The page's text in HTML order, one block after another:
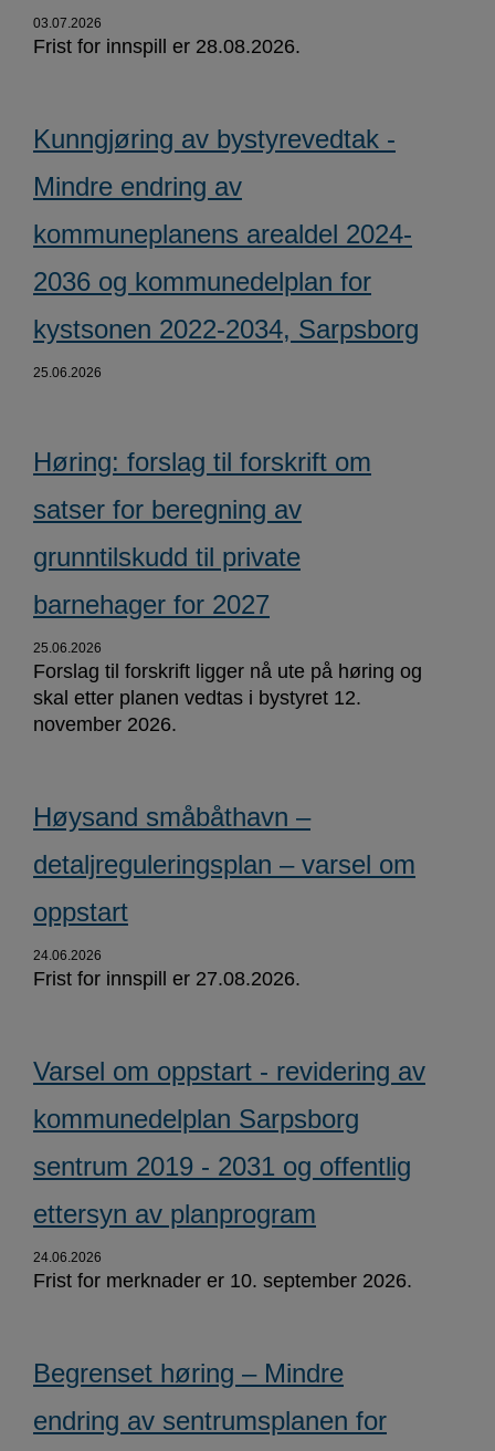
03.07.2026
Frist for innspill er 28.08.2026.
Kunngjøring av bystyrevedtak -
Mindre endring av
kommuneplanens arealdel 2024-
2036 og kommunedelplan for
kystsonen 2022-2034, Sarpsborg
25.06.2026
Høring: forslag til forskrift om
satser for beregning av
grunntilskudd til private
barnehager for 2027
25.06.2026
Forslag til forskrift ligger nå ute på høring og
skal etter planen vedtas i bystyret 12.
november 2026.
Høysand småbåthavn –
detaljreguleringsplan – varsel om
oppstart
24.06.2026
Frist for innspill er 27.08.2026.
Varsel om oppstart - revidering av
kommunedelplan Sarpsborg
sentrum 2019 - 2031 og offentlig
ettersyn av planprogram
24.06.2026
Frist for merknader er 10. september 2026.
Begrenset høring – Mindre
endring av sentrumsplanen for